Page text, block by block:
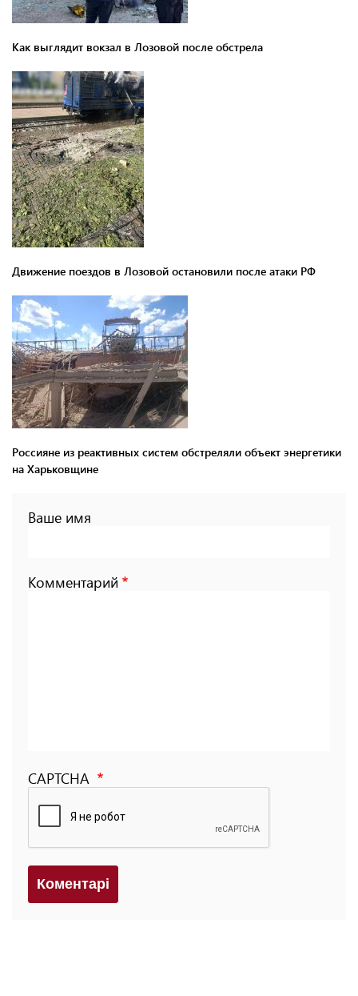
Как выглядит вокзал в Лозовой после обстрела
Движение поездов в Лозовой остановили после атаки РФ
Россияне из реактивных систем обстреляли объект энергетики
на Харьковщине
Ваше имя
Комментарий
CAPTCHA
Коментарi